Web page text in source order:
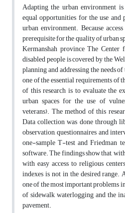
Adapting the urban environment
equal opportunities for the use
urban environment. Because
prerequisite for the quality of urban
Kermanshah province The
disabled people is covered by the
planning and addressing the needs
one of the essential requirements of
of this research is to evaluate the
urban spaces for the use of
veterans). The method of this
Data collection was done through
observation, questionnaires and
one-sample T-test and Friedman
software. The findings show that,
with easy access to religious
indexes is not in the desired range.
one of the most important problems
of sidewalk waterlogging and the
pavement.